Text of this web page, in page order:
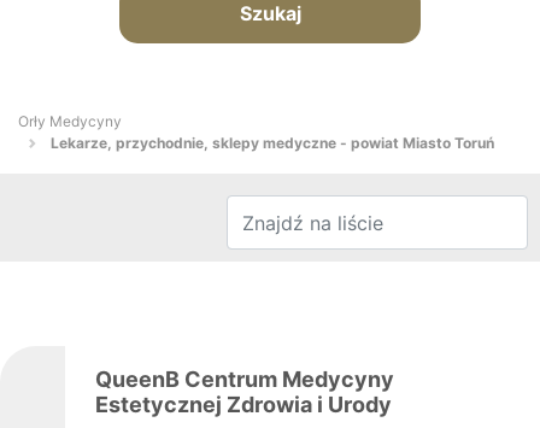
Szukaj
Orły Medycyny
Lekarze, przychodnie, sklepy medyczne - powiat Miasto Toruń
QueenB Centrum Medycyny
Estetycznej Zdrowia i Urody